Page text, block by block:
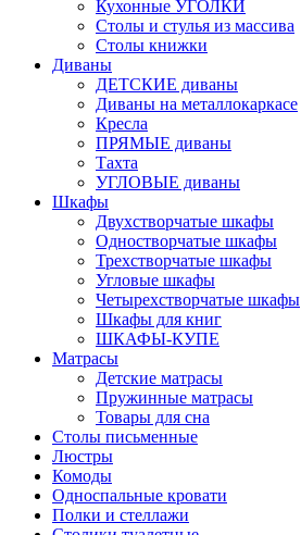
Кухонные УГОЛКИ
Столы и стулья из массива
Столы книжки
Диваны
ДЕТСКИЕ диваны
Диваны на металлокаркасе
Кресла
ПРЯМЫЕ диваны
Тахта
УГЛОВЫЕ диваны
Шкафы
Двухстворчатые шкафы
Одностворчатые шкафы
Трехстворчатые шкафы
Угловые шкафы
Четырехстворчатые шкафы
Шкафы для книг
ШКАФЫ-КУПЕ
Матрасы
Детские матрасы
Пружинные матрасы
Товары для сна
Столы письменные
Люстры
Комоды
Односпальные кровати
Полки и стеллажи